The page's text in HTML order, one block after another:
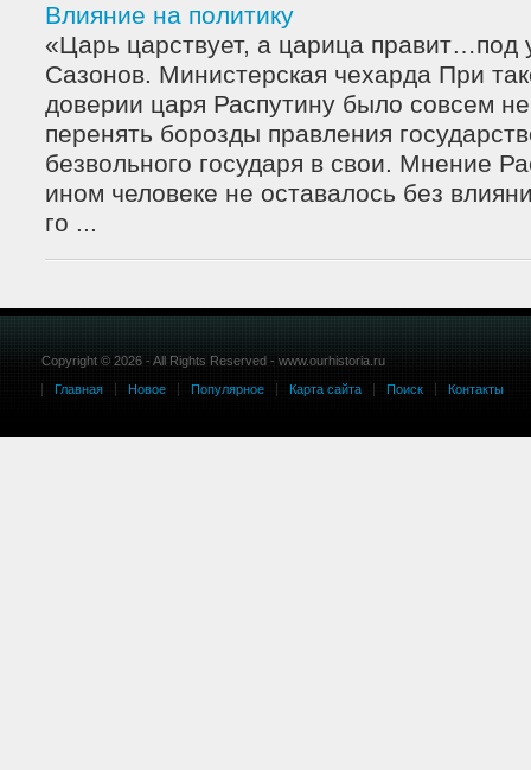
Влияние на политику
«Царь царствует, а царица правит…под
Сазонов. Министерская чехарда При
доверии царя Распутину было совсем
перенять борозды правления
безвольного государя в свои. Мнение
ином человеке не оставалось без
го ...
Copyright © 2026 - All Rights Reserved - www.ourhistoria.ru
Главная
Новое Популярное Карта сайта Поиск Контакты